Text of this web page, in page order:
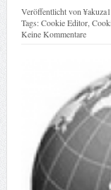
Veröffentlicht von
Tags:Cookie Editor,
Keine Kommentare